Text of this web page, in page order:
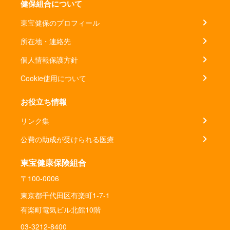
健保組合について
東宝健保のプロフィール
所在地・連絡先
個人情報保護方針
Cookie使用について
お役立ち情報
リンク集
公費の助成が受けられる医療
東宝健康保険組合
〒100-0006
東京都千代田区有楽町1-7-1
有楽町電気ビル北館10階
03-3212-8400